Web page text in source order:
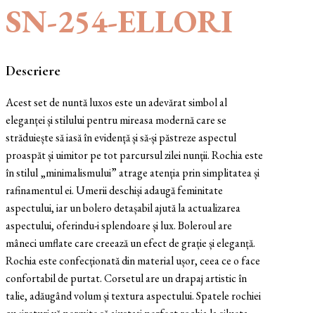
SN-254-ELLORI
Descriere
Acest set de nuntă luxos este un adevărat simbol al
eleganței și stilului pentru mireasa modernă care se
străduiește să iasă în evidență și să-și păstreze aspectul
proaspăt și uimitor pe tot parcursul zilei nunții. Rochia este
în stilul „minimalismului” atrage atenția prin simplitatea și
rafinamentul ei. Umerii deschiși adaugă feminitate
aspectului, iar un bolero detașabil ajută la actualizarea
aspectului, oferindu-i splendoare și lux. Boleroul are
mâneci umflate care creează un efect de grație și eleganță.
Rochia este confecționată din material ușor, ceea ce o face
confortabil de purtat. Corsetul are un drapaj artistic în
talie, adăugând volum și textura aspectului. Spatele rochiei